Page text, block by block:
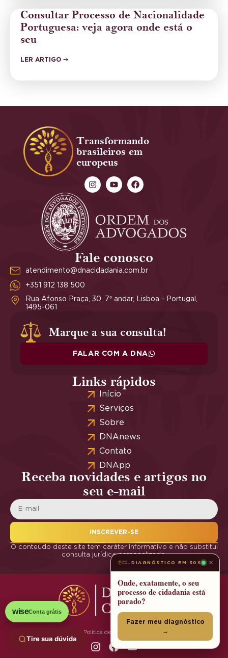
Consultar Processo de Nacionalidade
Portuguesa: veja agora onde está o
seu
LER ARTIGO ➙
Transformando
brasileiros em
europeus
Fale conosco
atendimento@dnacidadania.com.br
+351 912 138 500
Rua Afonso Praça, 30, 7º andar, Lisboa - Portugal,
1495-061
Marque a sua consulta!
FALAR COM A DNA
Links rápidos
Início
Serviços
Sobre
DNAnews
Contato
DNApp
Receba novidades e artigos no
seu e-mail
INSCREVER-SE
O conteúdo deste site tem caráter informativo e não substitui
consulta jurídica personalizada.
Política de Privacidade
DIAGNÓSTICO EM 30S ×
Onde, exatamente, o seu
processo de cidadania está
parado?
Fazer meu diagnóstico
→
wiseConta grátis
Tire sua dúvida